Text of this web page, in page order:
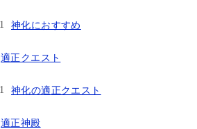
神化におすすめ
適正クエスト
神化の適正クエスト
適正神殿